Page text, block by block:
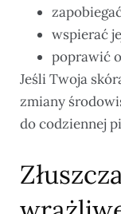
wspierać
poprawić
Jeśli Twoja
zmiany
do codziennej